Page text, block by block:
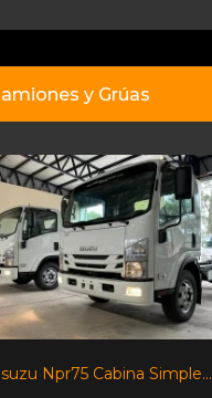
y Grúas
Npr75 Cabina Simple...